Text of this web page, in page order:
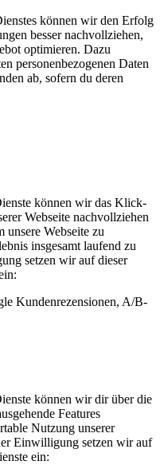
können wir den Erfolg
besser nachvollziehen,
optimieren. Dazu
personenbezogenen Daten
ab, sofern du deren
können wir das Klick-
Webseite nachvollziehen
unsere Webseite zu
insgesamt laufend zu
setzen wir auf dieser
Kundenrezensionen, A/B-
können wir dir über die
Features
Nutzung unserer
Einwilligung setzen wir auf
ein: